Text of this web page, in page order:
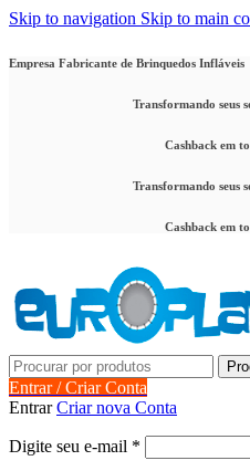
Skip to navigation Skip to main
Empresa Fabricante de Brinquedos Infláveis
Transformando seus
Cashback em
Transformando seus
Cashback em
Entrar / Criar Conta
EntrarCriar nova Conta
Digite seu e-mail *